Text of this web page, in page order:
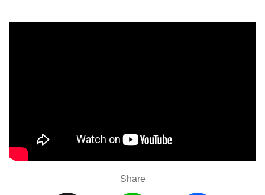
Share